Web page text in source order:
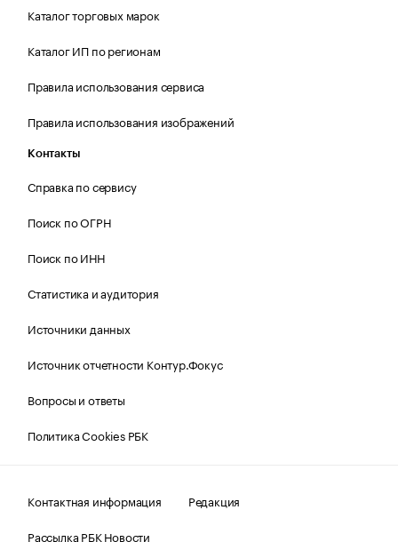
Каталог торговых марок
Каталог ИП по регионам
Правила использования сервиса
Правила использования изображений
Контакты
Справка по сервису
Поиск по ОГРН
Поиск по ИНН
Статистика и аудитория
Источники данных
Источник отчетности Контур.Фокус
Вопросы и ответы
Политика Cookies РБК
Контактная информация
Редакция
Рассылка РБК Новости